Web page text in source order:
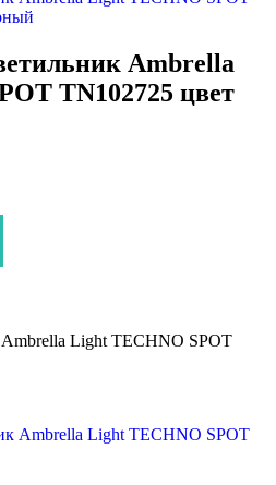
Ambrella
TN102725 цвет
Light TECHNO SPOT